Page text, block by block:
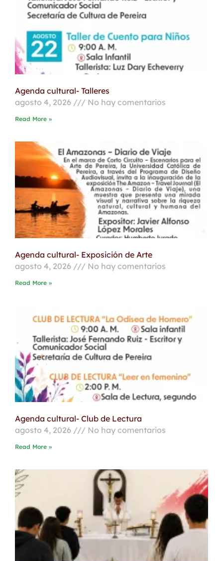
Agenda cultural- Talleres
agosto 4, 2026
No hay comentarios
Read More »
Agenda cultural- Exposición de Arte
agosto 4, 2026
No hay comentarios
Read More »
Agenda cultural- Club de Lectura
agosto 4, 2026
No hay comentarios
Read More »